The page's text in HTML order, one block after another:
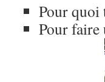
Pour quoi
Pour faire